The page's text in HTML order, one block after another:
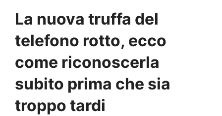
La nuova truffa del
telefono rotto, ecco
come riconoscerla
subito prima che sia
troppo tardi